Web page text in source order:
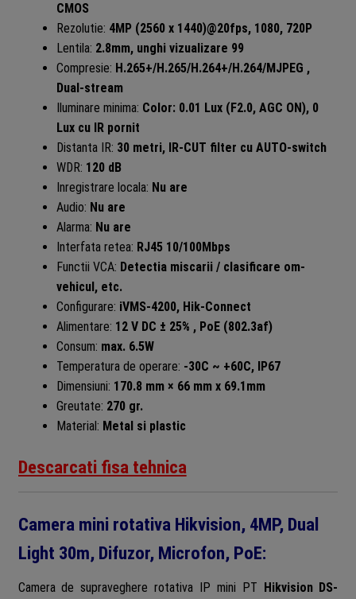
CMOS
Rezolutie: 4MP (2560 x 1440)@20fps, 1080, 720P
Lentila: 2.8mm, unghi vizualizare 99
Compresie: H.265+/H.265/H.264+/H.264/MJPEG ,
Dual-stream
Iluminare minima: Color: 0.01 Lux (F2.0, AGC ON), 0
Lux cu IR pornit
Distanta IR: 30 metri, IR-CUT filter cu AUTO-switch
WDR: 120 dB
Inregistrare locala: Nu are
Audio: Nu are
Alarma: Nu are
Interfata retea: RJ45 10/100Mbps
Functii VCA: Detectia miscarii / clasificare om-
vehicul, etc.
Configurare: iVMS-4200, Hik-Connect
Alimentare: 12 V DC ± 25% , PoE (802.3af)
Consum: max. 6.5W
Temperatura de operare: -30C ~ +60C, IP67
Dimensiuni: 170.8 mm × 66 mm x 69.1mm
Greutate: 270 gr.
Material: Metal si plastic
Descarcati fisa tehnica
Camera mini rotativa Hikvision, 4MP, Dual
Light 30m, Difuzor, Microfon, PoE:
Camera de supraveghere rotativa IP mini PT
Hikvision DS-